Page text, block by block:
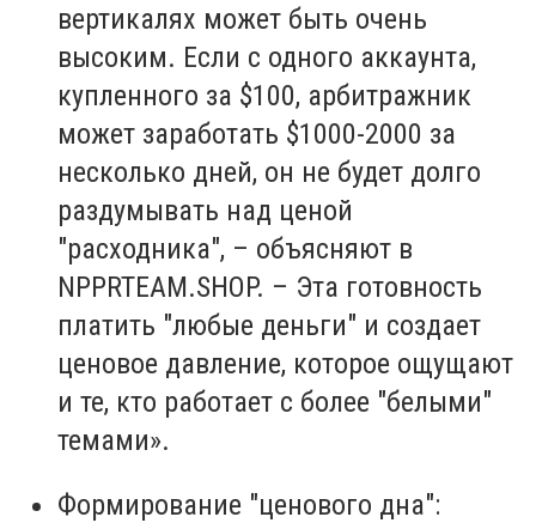
вертикалях может быть очень
высоким. Если с одного аккаунта,
купленного за $100, арбитражник
может заработать $1000-2000 за
несколько дней, он не будет долго
раздумывать над ценой
"расходника", – объясняют в
NPPRTEAM.SHOP. – Эта готовность
платить "любые деньги" и создает
ценовое давление, которое ощущают
и те, кто работает с более "белыми"
темами».
Формирование "ценового дна":